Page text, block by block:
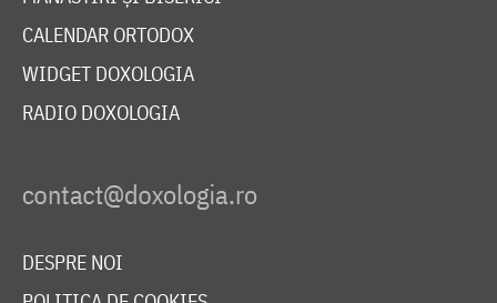
CALENDAR ORTODOX
WIDGET DOXOLOGIA
RADIO DOXOLOGIA
DESPRE NOI